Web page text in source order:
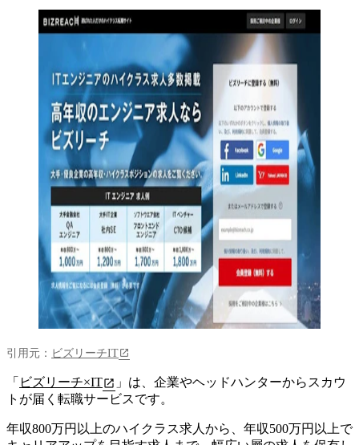
引用元： ビズリーチIT
「 ビズリーチ×IT 」は、 企業やヘッドハンターからスカウ
トが届く転職サービスです。
年収800万円以上のハイクラス求人から、年収500万円以上で